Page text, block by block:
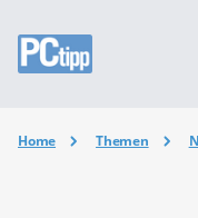
Home Themen